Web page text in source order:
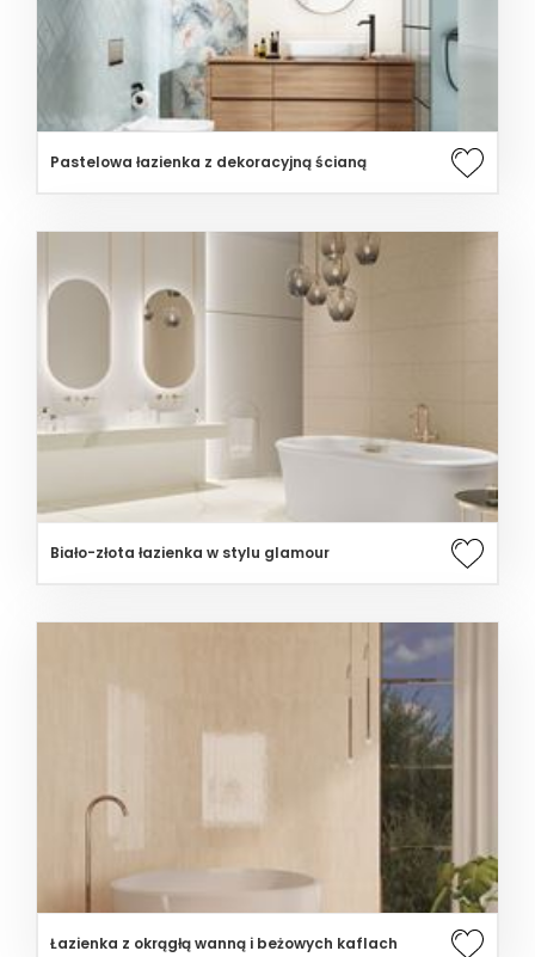
Pastelowa łazienka z dekoracyjną ścianą
Biało-złota łazienka w stylu glamour
Łazienka z okrągłą wanną i beżowych kaflach